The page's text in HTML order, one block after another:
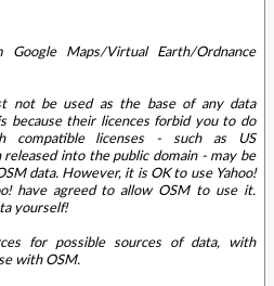
Maps/Virtual Earth/Ordnance
not be used as the base of any data
because their licences forbid you to do
compatible licenses - such as US
into the public domain - may be
data. However, it is OK to use Yahoo!
have agreed to allow OSM to use it.
yourself!
for possible sources of data, with
with OSM.